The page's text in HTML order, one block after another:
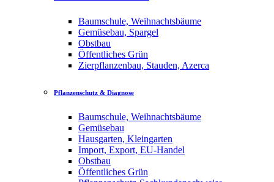
Baumschule, Weihnachtsbäume
Gemüsebau, Spargel
Obstbau
Öffentliches Grün
Zierpflanzenbau, Stauden, Azerca
Pflanzenschutz & Diagnose
Baumschule, Weihnachtsbäume
Gemüsebau
Hausgarten, Kleingarten
Import, Export, EU-Handel
Obstbau
Öffentliches Grün